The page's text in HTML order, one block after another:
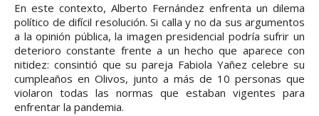
En este contexto, Alberto Fernández enfrenta un dilema
político de difícil resolución. Si calla y no da sus argumentos
a la opinión pública, la imagen presidencial podría sufrir un
deterioro constante frente a un hecho que aparece con
nitidez: consintió que su pareja Fabiola Yañez celebre su
cumpleaños en Olivos, junto a más de 10 personas que
violaron todas las normas que estaban vigentes para
enfrentar la pandemia.